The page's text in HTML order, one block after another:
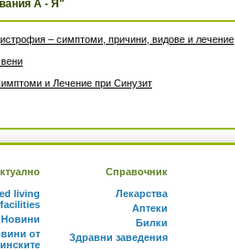
А - Я"
– симптоми, причини, видове и лечение
и Лечение при Синузит
living
facilities
Новини
от
Справочник
Лекарства
Аптеки
Билки
Здравни заведения